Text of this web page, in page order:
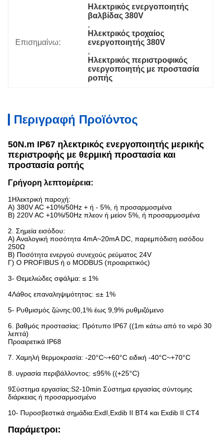
Επισημαίνω:
Ηλεκτρικός ενεργοποιητής
βαλβίδας 380V
,
Ηλεκτρικός τροχαίος
ενεργοποιητής 380V
,
Ηλεκτρικός περιστροφικός
ενεργοποιητής με προστασία
ροπής
Περιγραφή Προϊόντος
50N.m IP67 ηλεκτρικός ενεργοποιητής μερικής
περιστροφής με θερμική προστασία και
προστασία ροπής
Γρήγορη λεπτομέρεια:
1Ηλεκτρική παροχή:
Α) 380V AC +10%/50Hz + ή - 5%, ή προσαρμοσμένα
Β) 220V AC +10%/50Hz πλεον ή μείον 5%, ή προσαρμοσμένα
2. Σημεία εισόδου:
Α) Αναλογική ποσότητα 4mA~20mA DC, παρεμπόδιση εισόδου
250Ω
Β) Ποσότητα ενεργού συνεχούς ρεύματος 24V
Γ) Ο PROFIBUS ή ο MODBUS (προαιρετικός)
3- Θεμελιώδες σφάλμα: ≤ 1%
4Λάθος επαναληψιμότητας: ≤± 1%
5- Ρυθμισμός ζώνης:00,1% έως 9,9% ρυθμιζόμενο
6. βαθμός προστασίας: Πρότυπο IP67 ((1m κάτω από το νερό 30
λεπτά)
Προαιρετικά IP68
7. Χαμηλή θερμοκρασία: -20°C~+60°C ειδική -40°C~+70°C
8. υγρασία περιβάλλοντος: ≤95% ((+25°C)
9Σύστημα εργασίας:S2-10min Σύστημα εργασίας σύντομης
διάρκειας ή προσαρμοσμένο
10- Πυροσβεστικά σημάδια:ExdI,Exdib II BT4 και Exdib II CT4
Παράμετροι: